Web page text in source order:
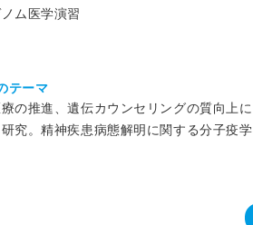
ノム医学演習
テーマ
の推進、遺伝カウンセリングの質向上に
究。精神疾患病態解明に関する分子疫学